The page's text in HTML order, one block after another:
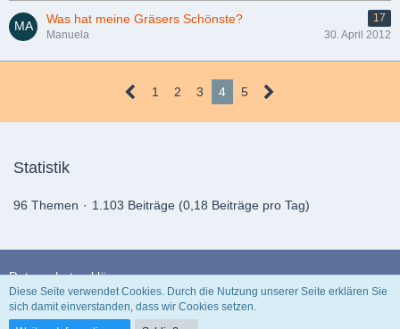
Was hat meine Gräsers Schönste?
17
Manuela
30. April 2012
1 2 3 4 5
Statistik
96 Themen 1.103 Beiträge (0,18 Beiträge pro Tag)
Datenschutzerklärung
Diese Seite verwendet Cookies. Durch die Nutzung unserer Seite erklären Sie
sich damit einverstanden, dass wir Cookies setzen.